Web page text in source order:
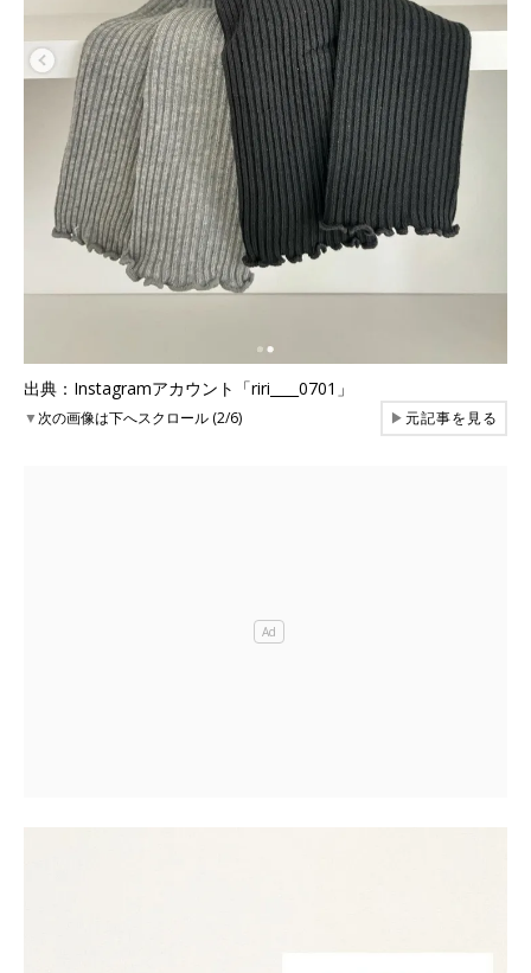
出典：Instagramアカウント「riri____0701」
▼次の画像は下へスクロール (2/6) ▶元記事を見る